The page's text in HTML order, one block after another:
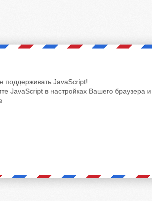
поддерживать JavaScript!
JavaScript в настройках Вашего браузера и